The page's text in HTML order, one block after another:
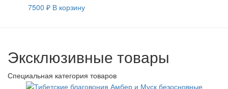
7500 ₽ В корзину
Эксклюзивные товары
Специальная категория товаров